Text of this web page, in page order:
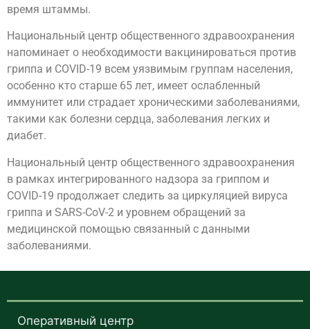
время штаммы.
Национальный центр общественного здравоохранения
напоминает о необходимости вакцинироваться против
гриппа и COVID-19 всем уязвимым группам населения,
особенно кто старше 65 лет, имеет ослабленный
иммунитет или страдает хроническими заболеваниями,
такими как болезни сердца, заболевания легких и
диабет.
Национальный центр общественного здравоохранения
в рамках интегрированного надзора за гриппом и
COVID-19 продолжает следить за циркуляцией вируса
гриппа и SARS-CoV-2 и уровнем обращений за
медицинской помощью связанный с данными
заболеваниями.
Оперативный центр